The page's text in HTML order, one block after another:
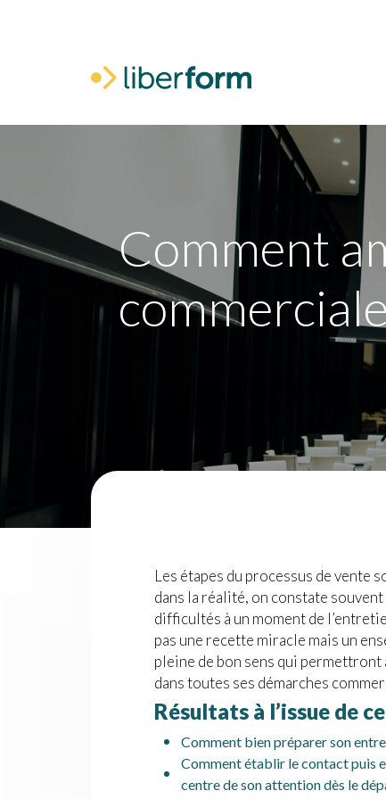
Comment
Les étapes du processus de vente
dans la réalité, on constate
difficultés à un moment de
pas une recette miracle mais un
pleine de bon sens qui permettront
dans toutes ses démarches
Résultats à l’issue de
Comment bien préparer son
Comment établir le contact puis
centre de son attention dès le